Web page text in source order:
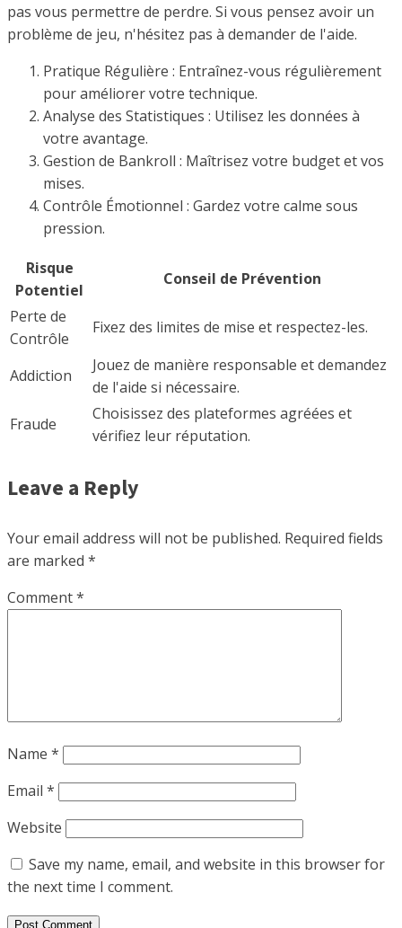
pas vous permettre de perdre. Si vous pensez avoir un
problème de jeu, n'hésitez pas à demander de l'aide.
Pratique Régulière : Entraînez-vous régulièrement
pour améliorer votre technique.
Analyse des Statistiques : Utilisez les données à
votre avantage.
Gestion de Bankroll : Maîtrisez votre budget et vos
mises.
Contrôle Émotionnel : Gardez votre calme sous
pression.
Risque
Potentiel
Conseil de Prévention
Perte de
Contrôle
Fixez des limites de mise et respectez-les.
Addiction
Jouez de manière responsable et demandez
de l'aide si nécessaire.
Fraude
Choisissez des plateformes agréées et
vérifiez leur réputation.
Leave a Reply
Your email address will not be published. Required fields
are marked *
Comment*
Name *
Email *
Website
Save my name, email, and website in this browser for
the next time I comment.